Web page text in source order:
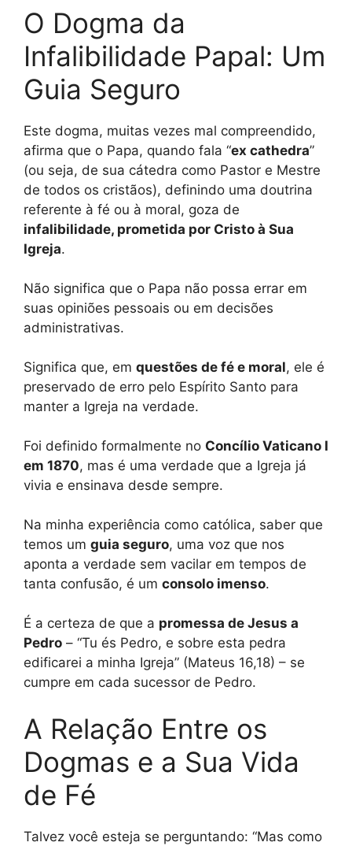
O Dogma da
Infalibilidade Papal: Um
Guia Seguro
Este dogma, muitas vezes mal compreendido,
afirma que o Papa, quando fala “ex cathedra”
(ou seja, de sua cátedra como Pastor e Mestre
de todos os cristãos), definindo uma doutrina
referente à fé ou à moral, goza de
infalibilidade, prometida por Cristo à Sua
Igreja.
Não significa que o Papa não possa errar em
suas opiniões pessoais ou em decisões
administrativas.
Significa que, em questões de fé e moral, ele é
preservado de erro pelo Espírito Santo para
manter a Igreja na verdade.
Foi definido formalmente no Concílio Vaticano I
em 1870, mas é uma verdade que a Igreja já
vivia e ensinava desde sempre.
Na minha experiência como católica, saber que
temos um guia seguro, uma voz que nos
aponta a verdade sem vacilar em tempos de
tanta confusão, é um consolo imenso.
É a certeza de que a promessa de Jesus a
Pedro – “Tu és Pedro, e sobre esta pedra
edificarei a minha Igreja” (Mateus 16,18) – se
cumpre em cada sucessor de Pedro.
A Relação Entre os
Dogmas e a Sua Vida
de Fé
Talvez você esteja se perguntando: “Mas como